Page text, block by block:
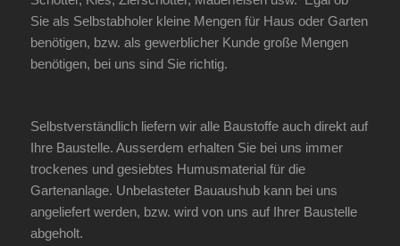
Sie als Selbstabholer kleine Mengen für Haus oder Garten
benötigen, bzw. als gewerblicher Kunde große Mengen
benötigen, bei uns sind Sie richtig.
Selbstverständlich liefern wir alle Baustoffe auch direkt auf
Ihre Baustelle. Ausserdem erhalten Sie bei uns immer
trockenes und gesiebtes Humusmaterial für die
Gartenanlage. Unbelasteter Bauaushub kann bei uns
angeliefert werden, bzw. wird von uns auf Ihrer Baustelle
abgeholt.